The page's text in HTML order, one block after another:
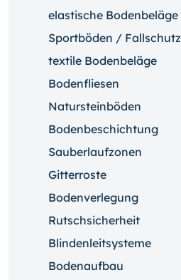
elastische Bodenbeläge
Sportböden / Fallschutz
textile Bodenbeläge
Bodenfliesen
Natursteinböden
Bodenbeschichtung
Sauberlaufzonen
Gitterroste
Bodenverlegung
Rutschsicherheit
Blindenleitsysteme
Bodenaufbau